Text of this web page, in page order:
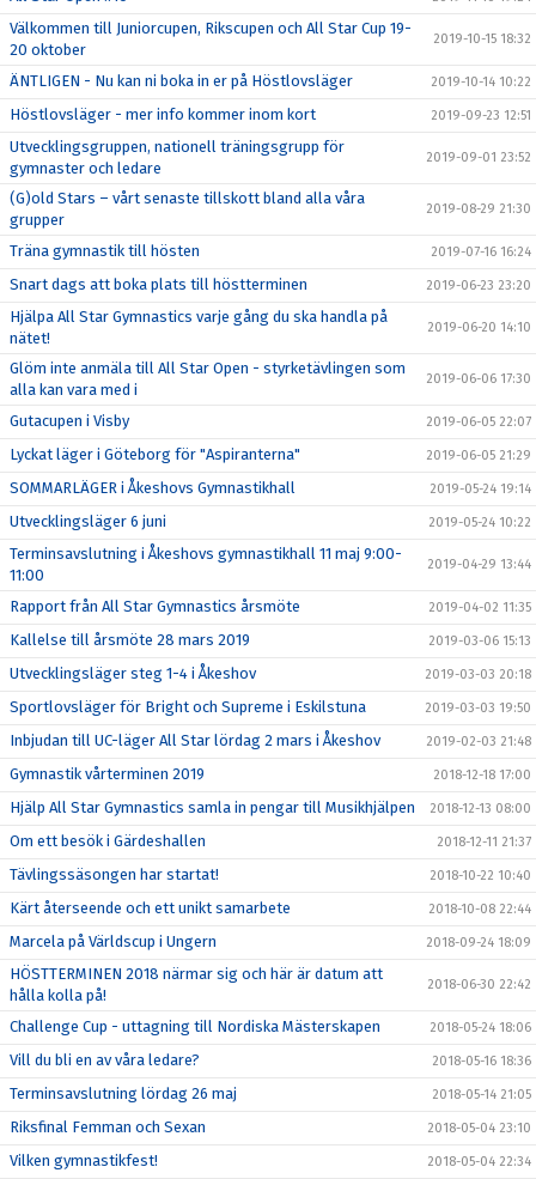
Välkommen till Juniorcupen, Rikscupen och All Star Cup 19-
20 oktober
2019-10-15 18:32
ÄNTLIGEN - Nu kan ni boka in er på Höstlovsläger 2019-10-14 10:22
Höstlovsläger - mer info kommer inom kort 2019-09-23 12:51
Utvecklingsgruppen, nationell träningsgrupp för
gymnaster och ledare
2019-09-01 23:52
(G)old Stars – vårt senaste tillskott bland alla våra
grupper
2019-08-29 21:30
Träna gymnastik till hösten 2019-07-16 16:24
Snart dags att boka plats till höstterminen 2019-06-23 23:20
Hjälpa All Star Gymnastics varje gång du ska handla på
nätet!
2019-06-20 14:10
Glöm inte anmäla till All Star Open - styrketävlingen som
alla kan vara med i
2019-06-06 17:30
Gutacupen i Visby 2019-06-05 22:07
Lyckat läger i Göteborg för "Aspiranterna" 2019-06-05 21:29
SOMMARLÄGER i Åkeshovs Gymnastikhall 2019-05-24 19:14
Utvecklingsläger 6 juni 2019-05-24 10:22
Terminsavslutning i Åkeshovs gymnastikhall 11 maj 9:00-
11:00
2019-04-29 13:44
Rapport från All Star Gymnastics årsmöte 2019-04-02 11:35
Kallelse till årsmöte 28 mars 2019 2019-03-06 15:13
Utvecklingsläger steg 1-4 i Åkeshov 2019-03-03 20:18
Sportlovsläger för Bright och Supreme i Eskilstuna 2019-03-03 19:50
Inbjudan till UC-läger All Star lördag 2 mars i Åkeshov 2019-02-03 21:48
Gymnastik vårterminen 2019 2018-12-18 17:00
Hjälp All Star Gymnastics samla in pengar till Musikhjälpen 2018-12-13 08:00
Om ett besök i Gärdeshallen 2018-12-11 21:37
Tävlingssäsongen har startat! 2018-10-22 10:40
Kärt återseende och ett unikt samarbete 2018-10-08 22:44
Marcela på Världscup i Ungern 2018-09-24 18:09
HÖSTTERMINEN 2018 närmar sig och här är datum att
hålla kolla på!
2018-06-30 22:42
Challenge Cup - uttagning till Nordiska Mästerskapen 2018-05-24 18:06
Vill du bli en av våra ledare? 2018-05-16 18:36
Terminsavslutning lördag 26 maj 2018-05-14 21:05
Riksfinal Femman och Sexan 2018-05-04 23:10
Vilken gymnastikfest! 2018-05-04 22:34